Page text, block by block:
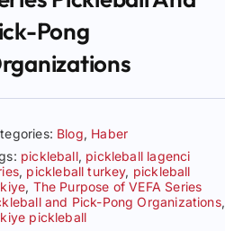
Pong
Blog, Haber
pickleball, pickleball lagenci
, pickleball turkey, pickleball
, The Purpose of VEFA Series
and Pick-Pong Organizations,
pickleball